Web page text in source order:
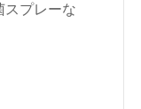
スプレーな